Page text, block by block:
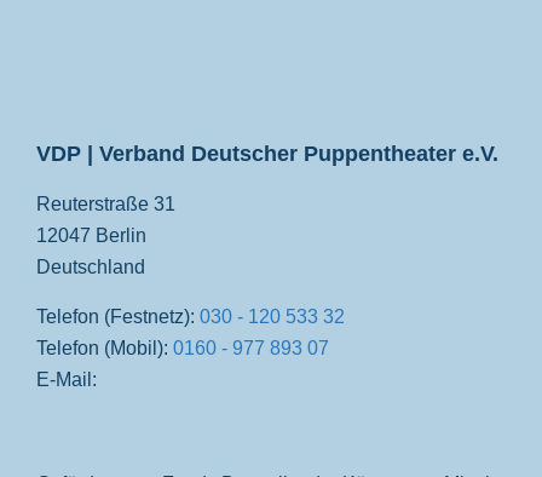
VDP | Verband Deutscher Puppentheater e.V.
Reuterstraße 31
12047 Berlin
Deutschland
Telefon (Festnetz): 030 - 120 533 32
Telefon (Mobil): 0160 - 977 893 07
E-Mail: